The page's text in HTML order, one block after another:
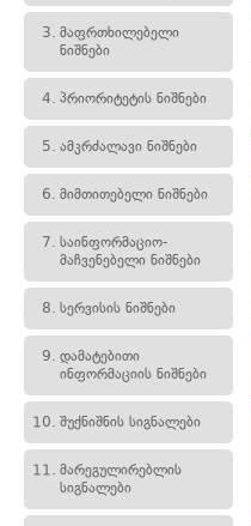
3. მაფრთხილებელი
ნიშნები
4. პრიორიტეტის ნიშნები
5. ამკრძალავი ნიშნები
6. მიმთითებელი ნიშნები
7. საინფორმაციო-
მაჩვენებელი ნიშნები
8. სერვისის ნიშნები
9. დამატებითი
ინფორმაციის ნიშნები
10. შუქნიშნის სიგნალები
11. მარეგულირებლის
სიგნალები